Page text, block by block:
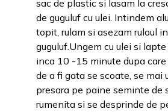
sac de plastic si lasam la
de guguluf cu ulei. Intindem
topit, rulam si asezam ruloul
guguluf.Ungem cu ulei si
inca 10 -15 minute dupa
de a fi gata se scoate, se mai
presara pe paine seminte de
rumenita si se desprinde de